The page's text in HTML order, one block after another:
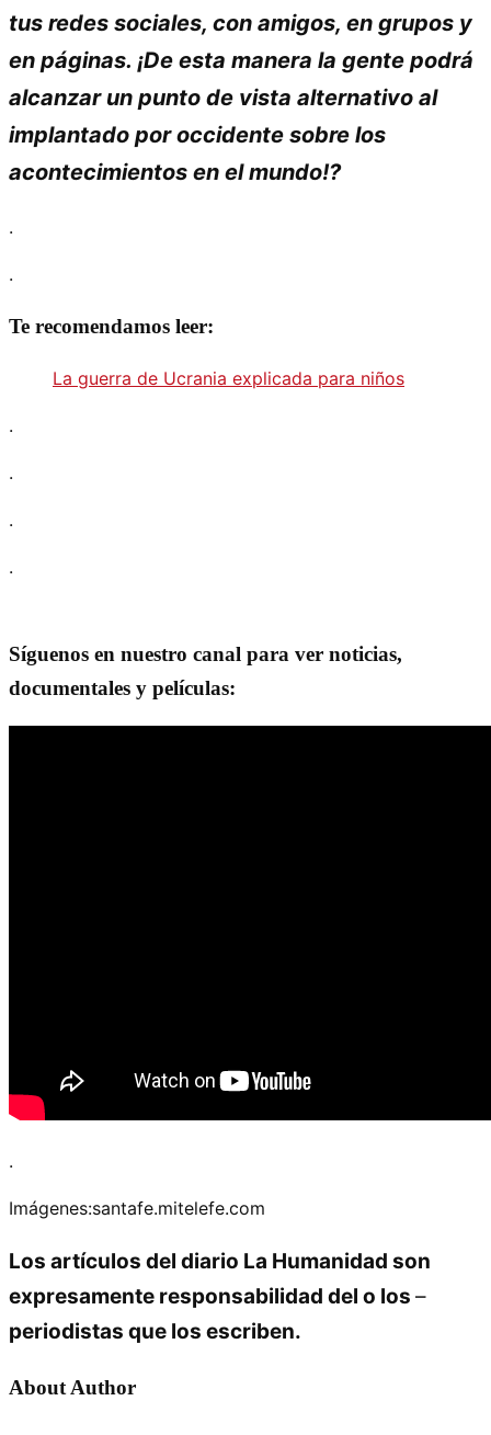
tus redes sociales, con amigos, en grupos y
en páginas. ¡De esta manera la gente podrá
alcanzar un punto de vista alternativo al
implantado por occidente sobre los
acontecimientos en el mundo!?
.
.
Te recomendamos leer:
La guerra de Ucrania explicada para niños
.
.
.
.
Síguenos en nuestro canal para ver noticias,
documentales y películas:
.
Imágenes:santafe.mitelefe.com
Los artículos del diario La Humanidad son
expresamente responsabilidad del o los –
periodistas que los escriben.
About Author